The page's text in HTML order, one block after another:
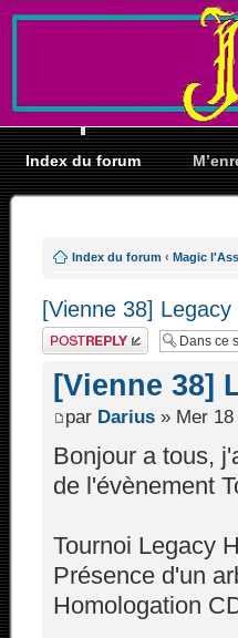
Index du forum
Index du forum ‹ Magic
[Vienne 38]
Répondre
[Vienne 38]
par Darius » Mer
Bonjour a tous,
de l'évènement
Tournoi Legacy
Présence d'un
Homologation